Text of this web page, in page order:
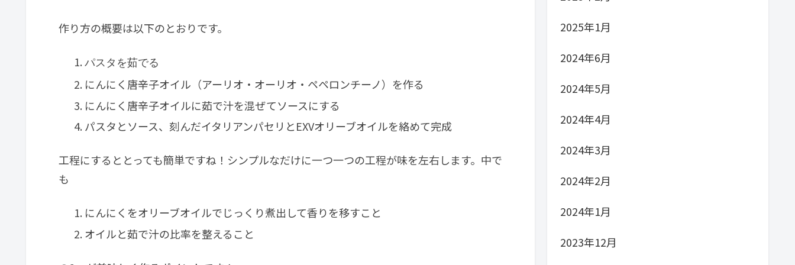
作り方の概要は以下のとおりです。
パスタを茹でる
にんにく唐辛子オイル（アーリオ・オーリオ・ペペロンチーノ）を作る
にんにく唐辛子オイルに茹で汁を混ぜてソースにする
パスタとソース、刻んだイタリアンパセリとEXVオリーブオイルを絡めて完成
工程にするととっても簡単ですね！シンプルなだけに一つ一つの工程が味を左右します。中で
も
にんにくをオリーブオイルでじっくり煮出して香りを移すこと
オイルと茹で汁の比率を整えること
2025年1月
2024年6月
2024年5月
2024年4月
2024年3月
2024年2月
2024年1月
2023年12月